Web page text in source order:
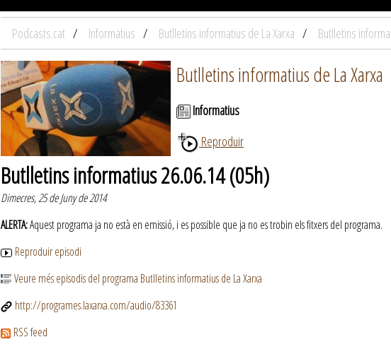
Podcasts.cat Informatius Butlletins informatius de La Xarxa Butlletins
Butlletins informatius de La Xarxa
Informatius
Reproduir
Butlletins informatius 26.06.14 (05h)
Dimecres, 25 de Juny de 2014
ALERTA:Aquest programa ja no està en emissió, i es possible que ja no es trobin els fitxers del programa.
Reproduir episodi
Veure més episodis del programa Butlletins informatius de La Xarxa
http://programes.laxarxa.com/audio/83361
RSS feed